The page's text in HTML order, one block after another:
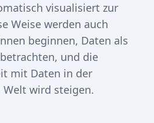
visualisiert zur
Weise werden auch
beginnen, Daten als
und die
mit Daten in der
wird steigen.